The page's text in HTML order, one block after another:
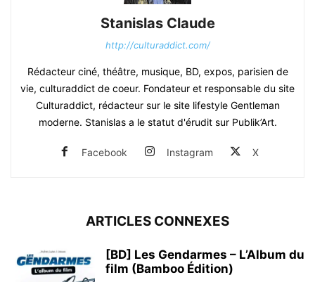
Stanislas Claude
http://culturaddict.com/
Rédacteur ciné, théâtre, musique, BD, expos, parisien de
vie, culturaddict de coeur. Fondateur et responsable du site
Culturaddict, rédacteur sur le site lifestyle Gentleman
moderne. Stanislas a le statut d'érudit sur Publik’Art.
Facebook Instagram X
ARTICLES CONNEXES
[BD] Les Gendarmes – L’Album du
film (Bamboo Édition)